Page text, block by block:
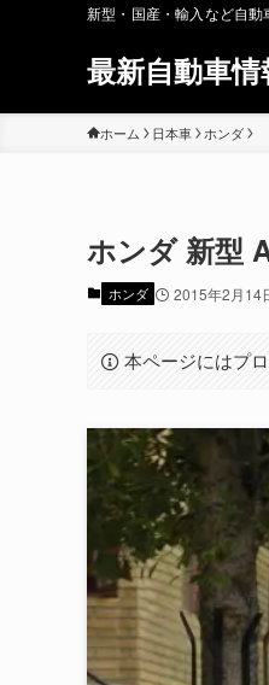
新型・国産・輸入など自
最新自動車情
ホーム 日本車 ホンダ
ホンダ 新型
ホンダ 2015年2月14
本ページにはプ